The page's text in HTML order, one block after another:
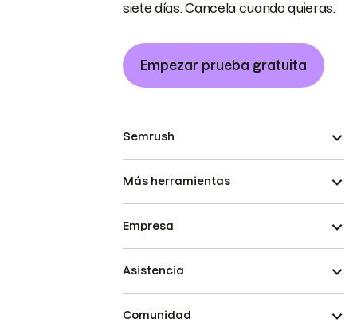
siete días. Cancela cuando quieras.
Empezar prueba gratuita
Semrush
Más herramientas
Empresa
Asistencia
Comunidad